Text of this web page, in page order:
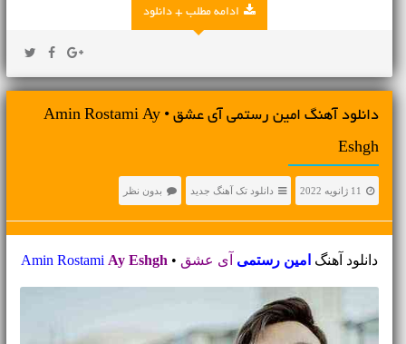
ادامه مطلب + دانلود
دانلود آهنگ امین رستمی آی عشق • Amin Rostami Ay
Eshgh
11 ژانویه 2022 دانلود تک آهنگ جدید بدون نظر
دانلود آهنگ امین رستمی آی عشق •
Amin Rostami Ay Eshgh